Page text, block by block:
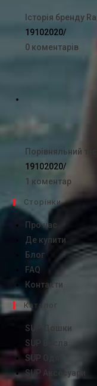
Історія бренду
19102020/
0 коментарів
Порівняльний
19102020/
1 коментар
Сторінки
Про нас
Де купити
Блог
FAQ
Контакти
Каталог
SUP Дошки
SUP Весла
SUP Одяг
SUP Аксесуари